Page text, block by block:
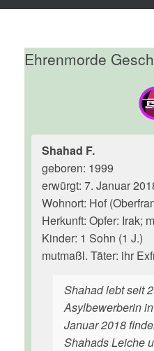
Ehrenmorde
Shahad F.
geboren: 1999
erwürgt: 7. Januar
Wohnort: Hof
Herkunft: Opfer: Irak;
Kinder: 1 Sohn (1 J.)
mutmaßl. Täter: ihr
Shahad lebt seit
Asylbewerberin
Januar 2018
Shahads Leiche